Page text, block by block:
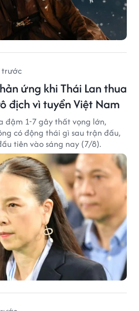
trước
ứng khi Thái Lan thua
địch vì tuyển Việt Nam
đậm 1-7 gây thất vọng lớn,
có động thái gì sau trận đấu,
tiên vào sáng nay (7/8).